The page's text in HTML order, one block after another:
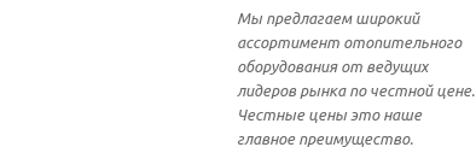
Мы предлагаем широкий
ассортимент отопительного
оборудования от ведущих
лидеров рынка по честной цене.
Честные цены это наше
главное преимущество.